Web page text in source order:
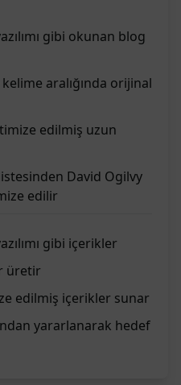
gibi okunan blog
kelime aralığında orijinal
edilmiş uzun
David Ogilvy
edilir
gibi içerikler
üretir
edilmiş içerikler sunar
yararlanarak hedef